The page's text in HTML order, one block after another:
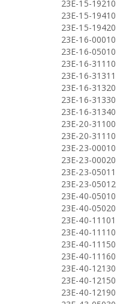
23E-15-19210
23E-15-19410
23E-15-19420
23E-16-00010
23E-16-05010
23E-16-31110
23E-16-31311
23E-16-31320
23E-16-31330
23E-16-31340
23E-20-31100
23E-20-31110
23E-23-00010
23E-23-00020
23E-23-05011
23E-23-05012
23E-40-05010
23E-40-05020
23E-40-11101
23E-40-11110
23E-40-11150
23E-40-11160
23E-40-12130
23E-40-12150
23E-40-12190